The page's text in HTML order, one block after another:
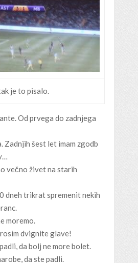
je to pisalo.
Od prvega do zadnjega
Zadnjih šest let imam zgodb
večno živet na starih
dneh trikrat spremenit nekih
moremo.
dvignite glave!
da bolj ne more bolet.
da ste padli.